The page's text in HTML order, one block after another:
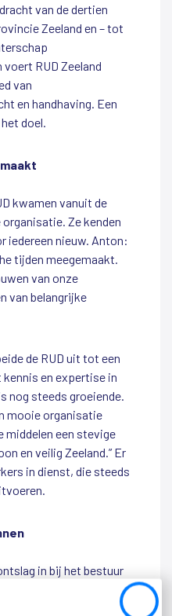
Close
van de dertien
Zeeland en – tot
RUD Zeeland
van
en handhaving. Een
doel.
kwamen vanuit de
Ze kenden
iedereen nieuw. Anton:
tijden meegemaakt.
van onze
van belangrijke
de RUD uit tot een
en expertise in
nog steeds groeiende.
mooie organisatie
middelen een stevige
en veilig Zeeland.” Er
in dienst, die steeds
in bij het bestuur
blijft sowieso nog tot